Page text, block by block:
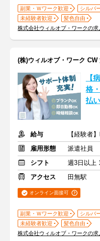
副業・Ｗワーク歓迎 シルバ
未経験者歓迎
髪色自由
株式会社ウィルオブ・ワークの求
(株)ウィルオブ・ワーク CW
【
格
払
給与
雇用形態
派遣社員
シフト
週3日以上
アクセス
田無駅
オンライン面接可
副業・Ｗワーク歓迎 シルバ
未経験者歓迎
髪色自由
株式会社ウィルオブ・ワークの求